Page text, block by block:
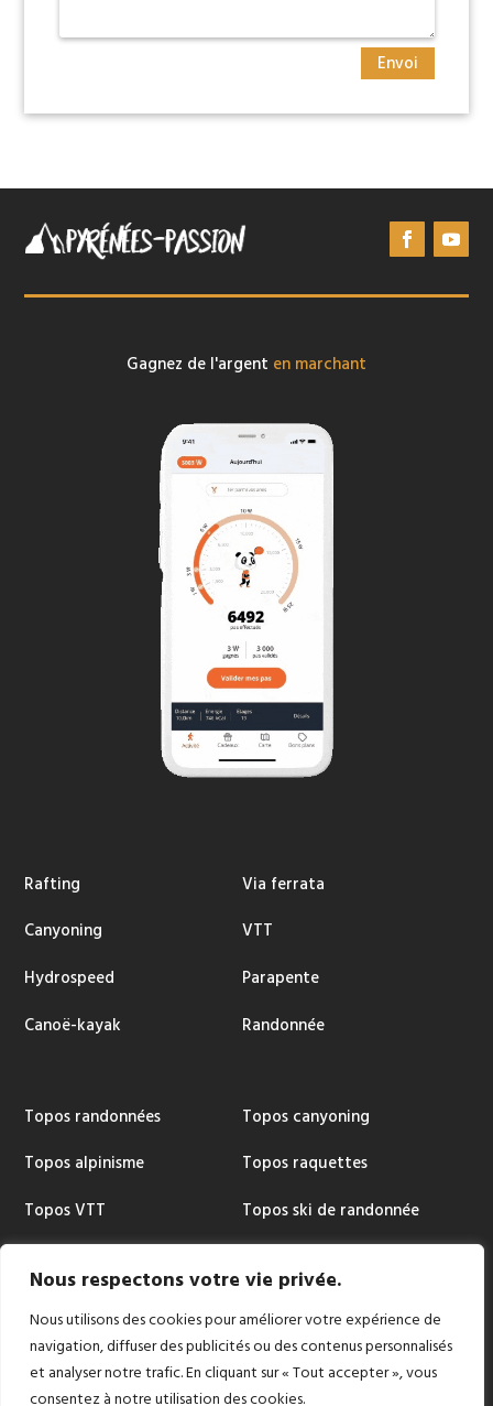
Nous respectons votre vie privée.
Nous utilisons des cookies pour améliorer votre expérience de
navigation, diffuser des publicités ou des contenus personnalisés
et analyser notre trafic. En cliquant sur « Tout accepter », vous
consentez à notre utilisation des cookies.
Envoi
Gagnez de l'argent en marchant
Rafting
Canyoning
Hydrospeed
Canoë-kayak
Via ferrata
VTT
Parapente
Randonnée
Topos randonnées
Topos alpinisme
Topos VTT
Topos canyoning
Topos raquettes
Topos ski de randonnée
Copyright © 2024 | Conception et réalisation: